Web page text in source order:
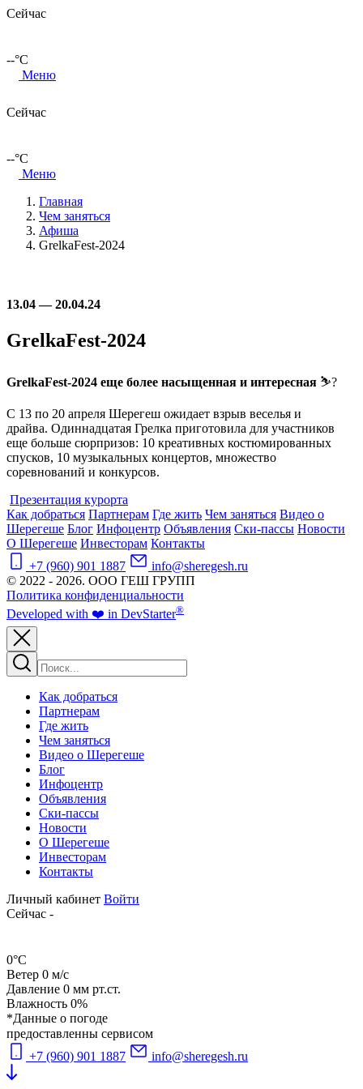
Сейчас
--°C
Меню
Сейчас
--°C
Меню
Главная
Чем заняться
Афиша
GrelkaFest-2024
13.04 — 20.04.24
GrelkaFest-2024
GrelkaFest-2024 еще более насыщенная и интересная ⛷?
С 13 по 20 апреля Шерегеш ожидает взрыв веселья и
драйва. Одиннадцатая Грелка приготовила для участников
еще больше сюрпризов: 10 креативных костюмированных
спусков, 10 музыкальных концертов, множество
соревнований и конкурсов.
Презентация курорта
Как добраться Партнерам Где жить Чем заняться Видео о
Шерегеше Блог Инфоцентр Объявления Ски-пассы Новости
О Шерегеше Инвесторам Контакты
+7 (960) 901 1887
info@sheregesh.ru
© 2022 - 2026. ООО ГЕШ ГРУПП
Политика конфиденциальности
Developed with ❤️ in DevStarter®
Как добраться
Партнерам
Где жить
Чем заняться
Видео о Шерегеше
Блог
Инфоцентр
Объявления
Ски-пассы
Новости
О Шерегеше
Инвесторам
Контакты
Личный кабинет Войти
Сейчас -
0°C
Ветер 0 м/с
Давление 0 мм рт.ст.
Влажность 0%
*Данные о погоде
предоставленны сервисом
+7 (960) 901 1887
info@sheregesh.ru